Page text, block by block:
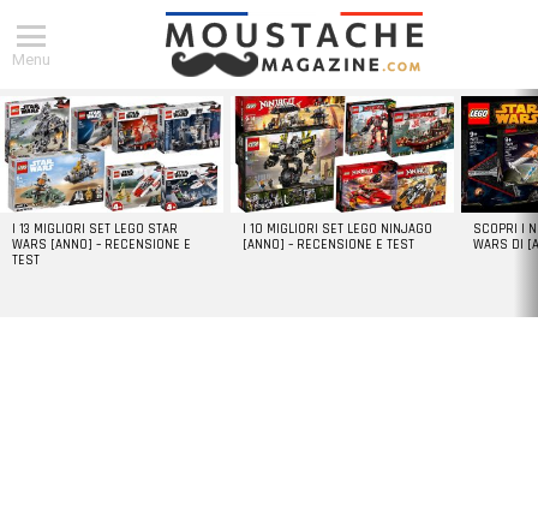
Menu
DERNIERS
ARTICLES
I 13 MIGLIORI SET LEGO STAR
WARS [ANNO] – RECENSIONE E
TEST
I 10 MIGLIORI SET LEGO NINJAGO
[ANNO] – RECENSIONE E TEST
SCOPRI I
WARS DI